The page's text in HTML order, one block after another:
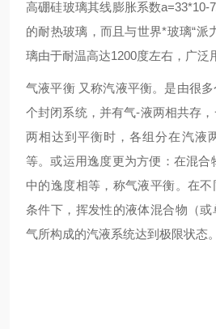
高硼硅玻璃其线膨胀系数a=33*10-
的耐热玻璃，而且与世界*玻璃“派
璃由于耐温高达1200度左右，广泛
气液平衡 又称汽液平衡。是由很
个封闭系统，并有气-液两相共存，
两相达到平衡时，各组分在汽液
等。或运用逸度更为方便：在混合
中的逸度相等，称气液平衡。在
条件下，挥发性的液体混合物（
气所构成的汽液系统达到极限状态。